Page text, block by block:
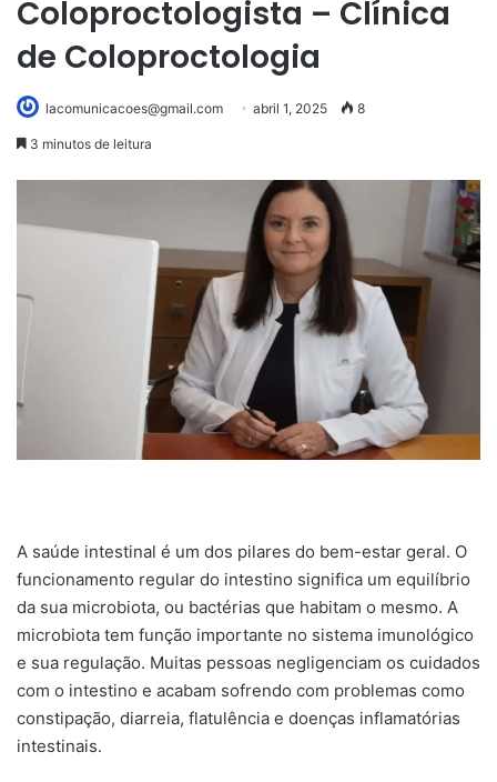
Coloproctologista – Clínica
de Coloproctologia
lacomunicacoes@gmail.com abril 1, 2025 8
3 minutos de leitura
A saúde intestinal é um dos pilares do bem-estar geral. O
funcionamento regular do intestino significa um equilíbrio
da sua microbiota, ou bactérias que habitam o mesmo. A
microbiota tem função importante no sistema imunológico
e sua regulação. Muitas pessoas negligenciam os cuidados
com o intestino e acabam sofrendo com problemas como
constipação, diarreia, flatulência e doenças inflamatórias
intestinais.